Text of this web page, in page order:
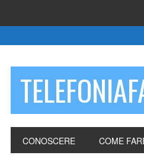
CONOSCERE COME